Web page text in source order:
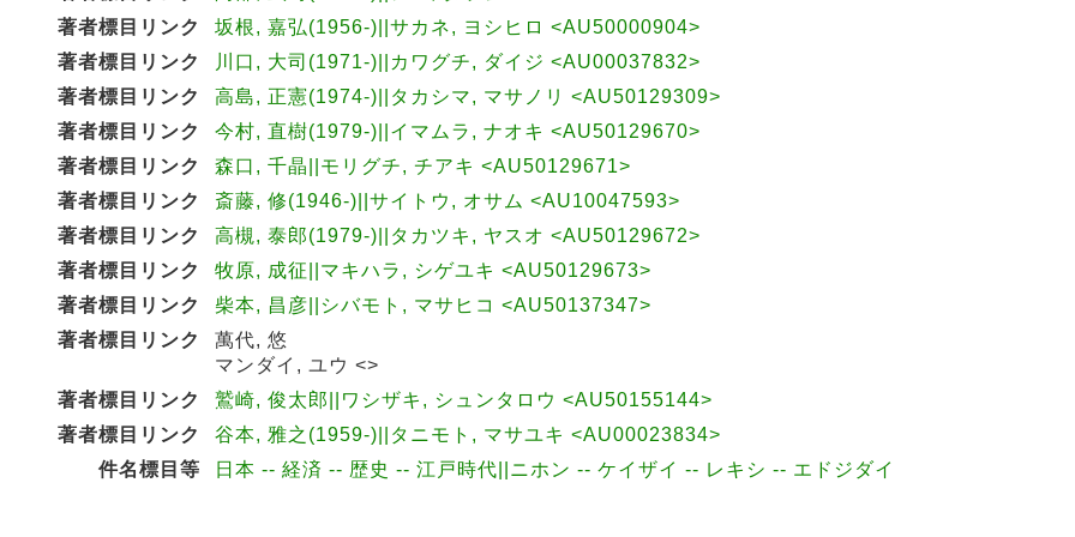
著者標目リンク
坂根, 嘉弘(1956-)||サカネ, ヨシヒロ <AU50000904>
著者標目リンク
川口, 大司(1971-)||カワグチ, ダイジ <AU00037832>
著者標目リンク
高島, 正憲(1974-)||タカシマ, マサノリ <AU50129309>
著者標目リンク
今村, 直樹(1979-)||イマムラ, ナオキ <AU50129670>
著者標目リンク
森口, 千晶||モリグチ, チアキ <AU50129671>
著者標目リンク
斎藤, 修(1946-)||サイトウ, オサム <AU10047593>
著者標目リンク
高槻, 泰郎(1979-)||タカツキ, ヤスオ <AU50129672>
著者標目リンク
牧原, 成征||マキハラ, シゲユキ <AU50129673>
著者標目リンク
柴本, 昌彦||シバモト, マサヒコ <AU50137347>
著者標目リンク
萬代, 悠
マンダイ, ユウ <>
著者標目リンク
鷲崎, 俊太郎||ワシザキ, シュンタロウ <AU50155144>
著者標目リンク
谷本, 雅之(1959-)||タニモト, マサユキ <AU00023834>
件名標目等
日本 -- 経済 -- 歴史 -- 江戸時代||ニホン -- ケイザイ -- レキシ -- エドジダイ